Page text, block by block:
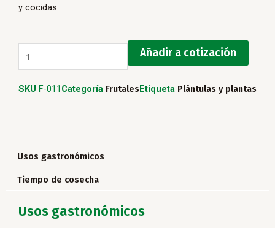
y cocidas.
árbol
(Planta
Añadir a cotización
SKU F-011 Categoría FrutalesEtiqueta Plántulas y plantas
Usos gastronómicos
Tiempo de cosecha
Usos gastronómicos